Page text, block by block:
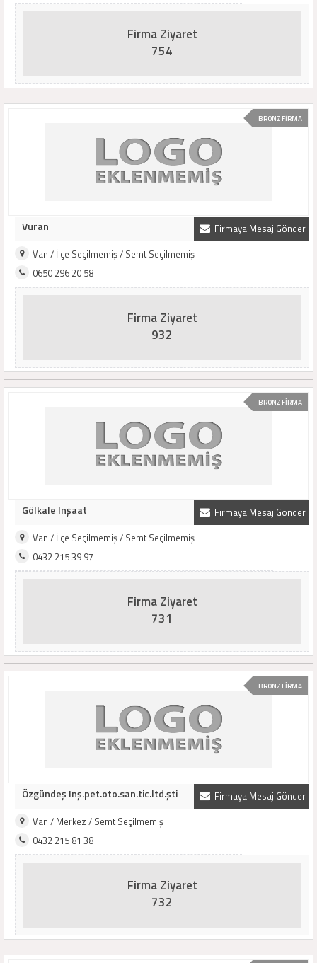
Firma Ziyaret
754
BRONZ FİRMA
Firmaya Mesaj Gönder
Vuran
Van / İlçe Seçilmemiş / Semt Seçilmemiş
0650 296 20 58
Firma Ziyaret
932
BRONZ FİRMA
Firmaya Mesaj Gönder
Gölkale Inşaat
Van / İlçe Seçilmemiş / Semt Seçilmemiş
0432 215 39 97
Firma Ziyaret
731
BRONZ FİRMA
Firmaya Mesaj Gönder
Özgündeş Inş.pet.oto.san.tic.ltd.şti
Van / Merkez / Semt Seçilmemiş
0432 215 81 38
Firma Ziyaret
732